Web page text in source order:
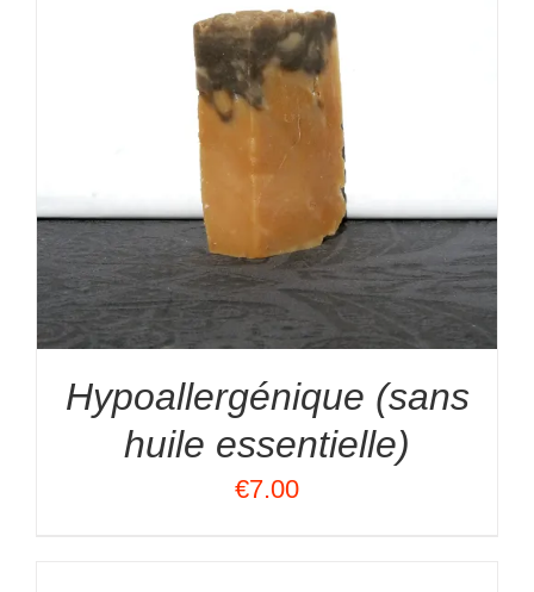
Hypoallergénique (sans
huile essentielle)
€7.00